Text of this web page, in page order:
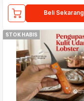
Beli Sekarang
STOK HABIS